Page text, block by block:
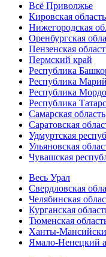
Всё Приволжье
Кировская область
Нижегородская
Оренбургская
Пензенская
Пермский край
Республика
Республика
Республика
Республика
Самарская область
Саратовская
Удмуртская
Ульяновская
Чувашская
Весь Урал
Свердловская
Челябинская
Курганская
Тюменская
Ханты-
Ямало-Ненецкий